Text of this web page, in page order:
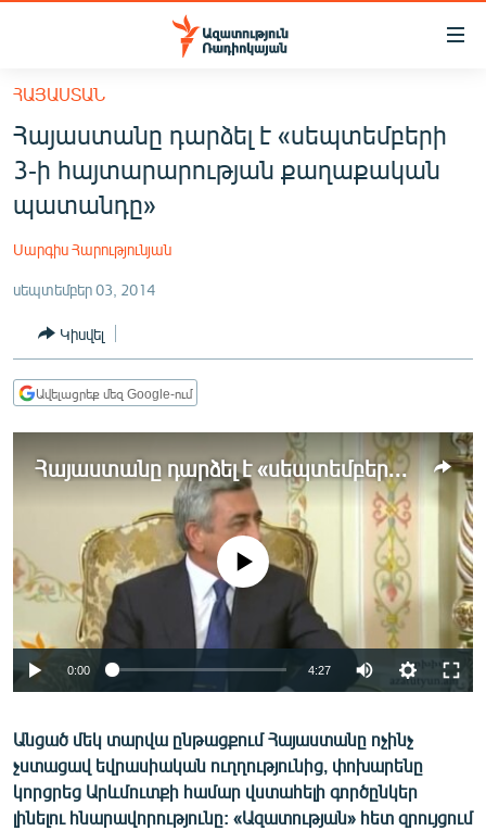
Մատչելիության
հիմնական
բովանդակությանը
Անցնել
հիմնական
մենյուին
ՀԱՅԱՍՏԱՆ
ՔԱՂԱՔԱԿԱՆ
ՏՆՏԵՍՈՒԹՅՈՒՆ
ՂԱՐԱԲԱՂ
ՏԱՐԱԾԱՇՐՋԱՆ
ՄՇԱԿՈՒՅԹ
ՍՊՈՐՏ
ՄԵԿՆԱԲԱՆՈՒԹՅՈՒՆ
ՏՏ ԵՒ ԻՆՏԵՐՆԵՏ
ԱՐԽԻՎ
ՏԵՍԱՆՅՈՒԹԵՐ
ԲԱՆԱՎԵՃ
ՀԱՅԱՍՏԱՆ
Հայաստանը դարձել է «սեպտեմբերի
3-ի հայտարարության քաղաքական
պատանդը»
Սարգիս Հարությունյան
սեպտեմբեր 03, 2014
Կիսվել
Ավելացրեք մեզ Google-ում
Հայաստանը դարձել է «սեպտեմբերի 3-ի հայտարարության քաղաքական պատանդը»
No media source currently available
0:00 4:27
Անցած մեկ տարվա ընթացքում Հայաստանը ոչինչ
չստացավ եվրասիական ուղղությունից, փոխարենը
կորցրեց Արևմուտքի համար վստահելի գործընկեր
լինելու հնարավորությունը: «Ազատության» հետ զրույցում